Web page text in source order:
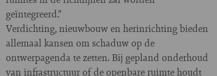
geïntegreerd.”
Verdichting, nieuwbouw en herinrichting bieden
allemaal kansen om schaduw op de
ontwerpagenda te zetten. Bij gepland onderhoud
van infrastructuur of de openbare ruimte houdt